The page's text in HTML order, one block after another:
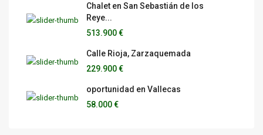
Chalet en San Sebastián de los
Reye...
513.900 €
Calle Rioja, Zarzaquemada
229.900 €
oportunidad en Vallecas
58.000 €